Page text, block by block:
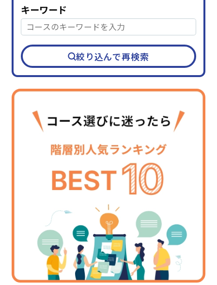
キーワード
絞り込んで再検索
テーマ
階層別マインドセット・知識
キャリアデザイン(8)
ダイバーシティ＆インクルージョン(5)
営業・サービス(30) 人事・労務(11)
経営管理
(8) 組織運営(45) 目標管理
(7)
人材育成
(19)
対課題スキル
(30)
企画・発想(18) 情報収集・分析 (24)
(9) マーケティング
(6)
業務改善
対人スキル
ビジネスマナー (4)
コミュニケーション(63)
プレゼンテーション(17)
ファシリテーション・会議運営(4)